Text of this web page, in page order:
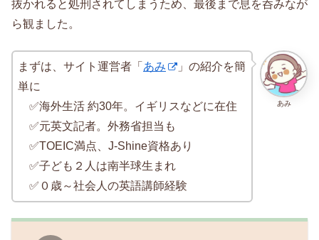
抜かれると処刑されてしまうため、最後まで息を呑みなが
ら観ました。
あみ
まずは、サイト運営者「 あみ
」の紹介を簡
単に
✅海外生活 約30年。イギリスなどに在住
✅元英文記者。外務省担当も
✅TOEIC満点、J-Shine資格あり
✅子ども２人は南半球生まれ
✅０歳～社会人の英語講師経験